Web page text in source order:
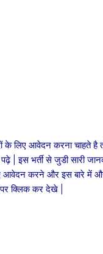
के लिए आवेदन करना चाहते है
| इस भर्ती से जुडी सारी
आवेदन करने और इस बारे में
क्लिक कर देखे |